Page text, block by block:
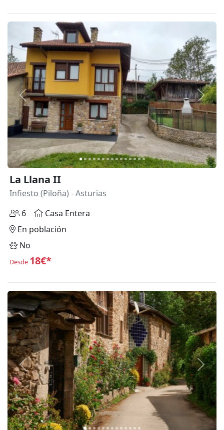
Anterior
La Llana II
Infiesto (Piloña) - Asturias
6
Casa Entera
En población
No
Desde 18€*
Anterior